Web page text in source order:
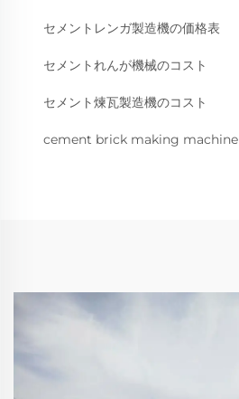
セメントレンガ製造機の価格表
セメントれんが機械のコスト
セメント煉瓦製造機のコスト
cement brick making machine